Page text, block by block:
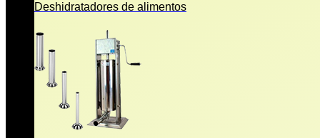
Deshidratadores de alimentos